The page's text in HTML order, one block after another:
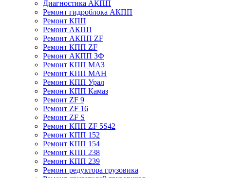
Диагностика АКПП
Ремонт гидроблока АКПП
Ремонт КПП
Ремонт АКПП
Ремонт АКПП ZF
Ремонт КПП ZF
Ремонт АКПП ЗФ
Ремонт КПП МАЗ
Ремонт КПП МАН
Ремонт КПП Урал
Ремонт КПП Камаз
Ремонт ZF 9
Ремонт ZF 16
Ремонт ZF S
Ремонт КПП ZF 5S42
Ремонт КПП 152
Ремонт КПП 154
Ремонт КПП 238
Ремонт КПП 239
Ремонт редуктора грузовика